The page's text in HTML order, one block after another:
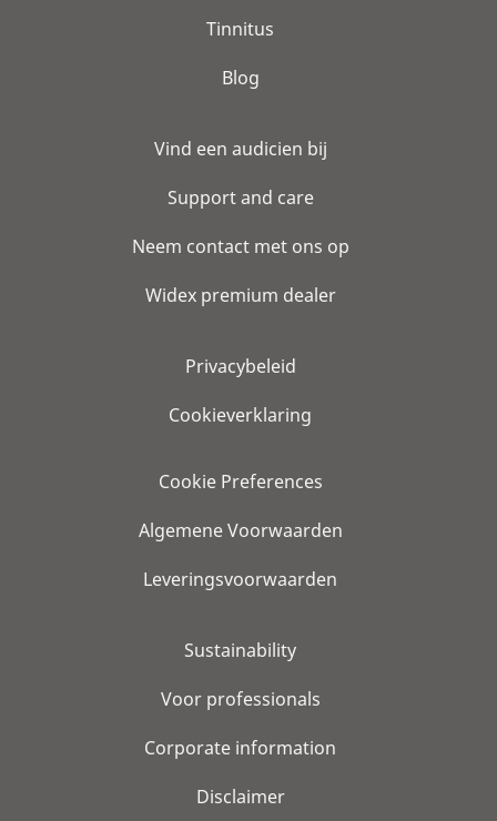
Tinnitus
Blog
Vind een audicien bij
Support and care
Neem contact met ons op
Widex premium dealer
Privacybeleid
Cookieverklaring
Cookie Preferences
Algemene Voorwaarden
Leveringsvoorwaarden
Sustainability
Voor professionals
Corporate information
Disclaimer